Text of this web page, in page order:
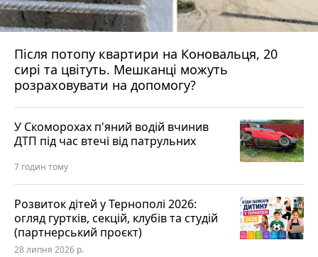
Після потопу квартири на Коновальця, 20
сирі та цвітуть. Мешканці можуть
розраховувати на допомогу?
У Скоморохах п'яний водій вчинив
ДТП під час втечі від патрульних
7 годин тому
Розвиток дітей у Тернополі 2026:
огляд гуртків, секцій, клубів та студій
(партнерський проєкт)
28 липня 2026 р.